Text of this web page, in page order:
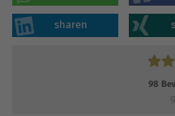
sharen
98